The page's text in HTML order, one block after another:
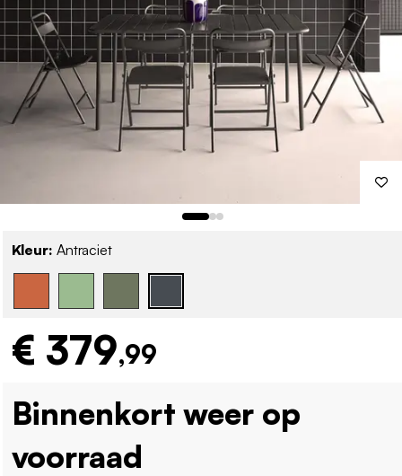
Kleur: Antraciet
€ 379,99
Binnenkort weer op
voorraad